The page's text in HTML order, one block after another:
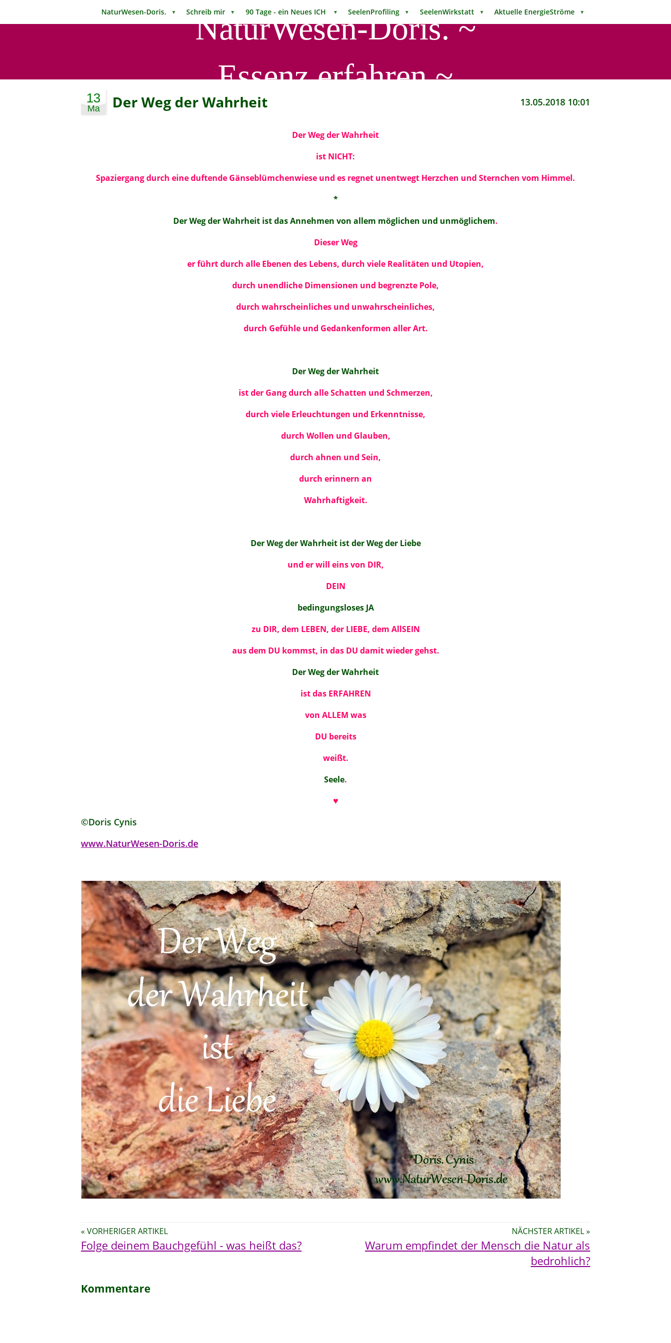
NaturWesen-Doris.▼ Schreib mir▼ 90 Tage - ein Neues ICH▼ SeelenProfiling▼ SeelenWirkstatt▼ Aktuelle EnergieStröme▼
NaturWesen-Doris. ~
Essenz erfahren ~
13
Ma Der Weg der Wahrheit 13.05.2018 10:01
Der Weg der Wahrheit
ist NICHT:
Spaziergang durch eine duftende Gänseblümchenwiese und es regnet unentwegt Herzchen und Sternchen vom Himmel.
*
Der Weg der Wahrheit ist das Annehmen von allem möglichen und unmöglichem.
Dieser Weg
er führt durch alle Ebenen des Lebens, durch viele Realitäten und Utopien,
durch unendliche Dimensionen und begrenzte Pole,
durch wahrscheinliches und unwahrscheinliches,
durch Gefühle und Gedankenformen aller Art.
Der Weg der Wahrheit
ist der Gang durch alle Schatten und Schmerzen,
durch viele Erleuchtungen und Erkenntnisse,
durch Wollen und Glauben,
durch ahnen und Sein,
durch erinnern an
Wahrhaftigkeit.
Der Weg der Wahrheit ist der Weg der Liebe
und er will eins von DIR,
DEIN
bedingungsloses JA
zu DIR, dem LEBEN, der LIEBE, dem AllSEIN
aus dem DU kommst, in das DU damit wieder gehst.
Der Weg der Wahrheit
ist das ERFAHREN
von ALLEM was
DU bereits
weißt.
Seele.
♥
©Doris Cynis
www.NaturWesen-Doris.de
« VORHERIGER ARTIKEL
Folge deinem Bauchgefühl - was heißt das?
NÄCHSTER ARTIKEL »
Warum empfindet der Mensch die Natur als
bedrohlich?
Kommentare